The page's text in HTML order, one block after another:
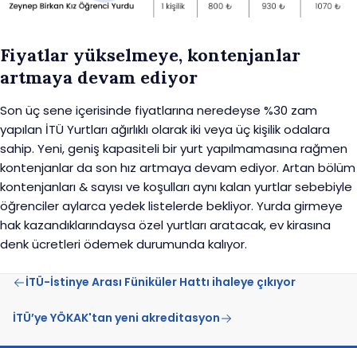
Fiyatlar yükselmeye, kontenjanlar
artmaya devam ediyor
Son üç sene içerisinde fiyatlarına neredeyse %30 zam
yapılan İTÜ Yurtları ağırlıklı olarak iki veya üç kişilik odalara
sahip. Yeni, geniş kapasiteli bir yurt yapılmamasına rağmen
kontenjanlar da son hız artmaya devam ediyor. Artan bölüm
kontenjanları & sayısı ve koşulları aynı kalan yurtlar sebebiyle
öğrenciler aylarca yedek listelerde bekliyor. Yurda girmeye
hak kazandıklarındaysa özel yurtları aratacak, ev kirasına
denk ücretleri ödemek durumunda kalıyor.
İTÜ-İstinye Arası Füniküler Hattı ihaleye çıkıyor
İTÜ’ye YÖKAK'tan yeni akreditasyon